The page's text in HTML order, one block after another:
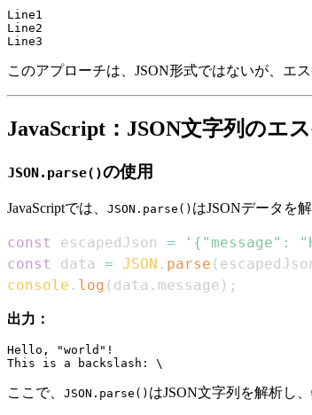
Line1
Line2
このアプローチは、JSON形式ではないが、エ
JavaScript：JSON文字列のエ
JSON.parse()の使用
JavaScriptでは、 JSON.parse() はJSONデータを
const escapedJson = '{"message":
const
data = JSON . parse (
console . log ( data . message ) ;
出力：
Hello, "world"!
ここで、 JSON.parse() はJSON文字列を解析し